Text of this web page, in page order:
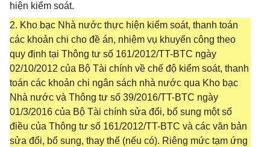
hiện kiểm soát.
2. Kho bạc Nhà nước thực hiện kiểm soát, thanh toán
các khoản chi cho đề án, nhiệm vụ khuyến công theo
quy định tại Thông tư số 161/2012/TT-BTC ngày
02/10/2012 của Bộ Tài chính về chế độ kiểm soát, thanh
toán các khoản chi ngân sách nhà nước qua Kho bạc
Nhà nước và Thông tư số 39/2016/TT-BTC ngày
01/3/2016 của Bộ Tài chính sửa đổi, bổ sung một số
điều của Thông tư số 161/2012/TT-BTC và các văn bản
sửa đổi, bổ sung, thay thế (nếu có). Riêng mức tạm ứng